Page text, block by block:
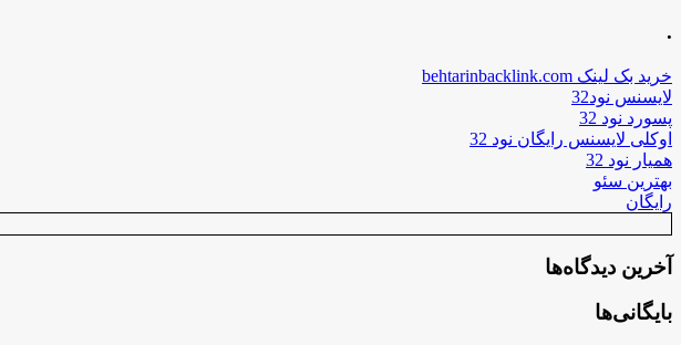
.
خرید بک لینک behtarinbacklink.com
لایسنس نود32
پسورد نود 32
اوکلی لایسنس رایگان نود 32
همیار نود 32
بهترین سئو
رایگان
آخرین دیدگاه‌ها
بایگانی‌ها